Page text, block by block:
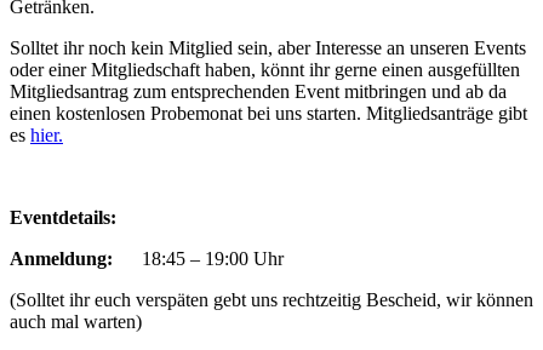
Getränken.
Solltet ihr noch kein Mitglied sein, aber Interesse an unseren Events
oder einer Mitgliedschaft haben, könnt ihr gerne einen ausgefüllten
Mitgliedsantrag zum entsprechenden Event mitbringen und ab da
einen kostenlosen Probemonat bei uns starten. Mitgliedsanträge gibt
es hier.
Eventdetails:
Anmeldung: 18:45 – 19:00 Uhr
(Solltet ihr euch verspäten gebt uns rechtzeitig Bescheid, wir können
auch mal warten)